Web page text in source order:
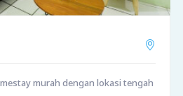
murah dengan lokasi tengah